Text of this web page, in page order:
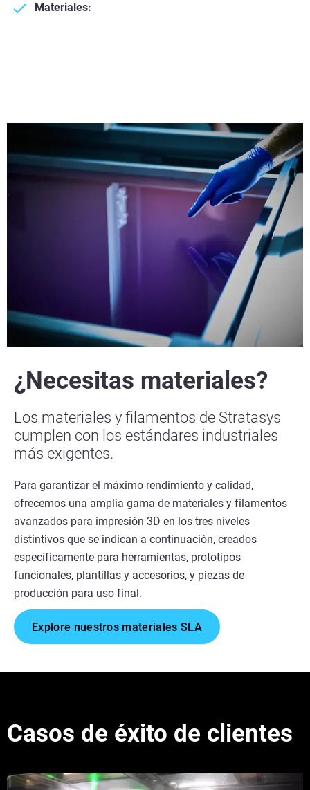
Materiales:
¿Necesitas materiales?
Los materiales y filamentos de Stratasys
cumplen con los estándares industriales
más exigentes.
Para garantizar el máximo rendimiento y calidad,
ofrecemos una amplia gama de materiales y filamentos
avanzados para impresión 3D en los tres niveles
distintivos que se indican a continuación, creados
específicamente para herramientas, prototipos
funcionales, plantillas y accesorios, y piezas de
producción para uso final.
Explore nuestros materiales SLA
Casos de éxito de clientes